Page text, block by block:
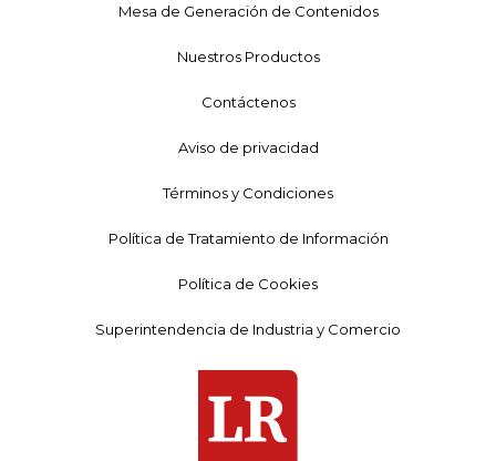
Mesa de Generación de Contenidos
Nuestros Productos
Contáctenos
Aviso de privacidad
Términos y Condiciones
Política de Tratamiento de Información
Política de Cookies
Superintendencia de Industria y Comercio